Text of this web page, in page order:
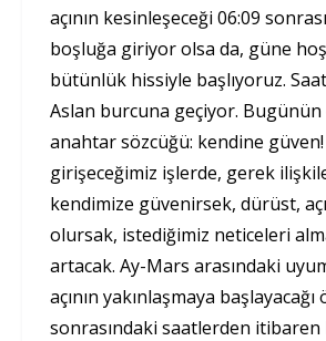
açının kesinleşeceği 06:09
boşluğa giriyor olsa da, güne hoş,
bütünlük hissiyle başlıyoruz. Saat
Aslan burcuna geçiyor.
anahtar sözcüğü: kendine
girişeceğimiz işlerde, gerek
kendimize güvenirsek, dürüst,
olursak, istediğimiz neticeleri
artacak. Ay-Mars arasındaki
açının yakınlaşmaya başlayacağı
sonrasındaki saatlerden itibaren